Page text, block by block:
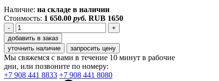
Наличие: на складе в наличии
Стоимость: 1 650.00 руб. RUB 1650
-
+
добавить в заказ
уточнить наличие
запросить цену
Мы свяжемся с вами в течение 10 минут в рабочие
дни, или позвоните по номеру:
+7 908 441 8833 +7 908 441 8080